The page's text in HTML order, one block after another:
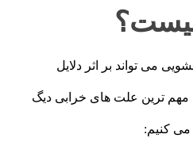
می تواند بر اثر دلایل
مهم ترین علت های خرابی دیگ
کنیم: